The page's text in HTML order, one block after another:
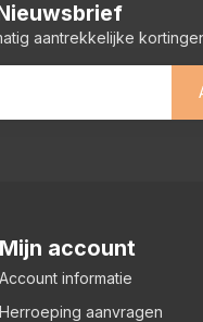
aantrekkelijke
Mijn account
Account informatie
Herroeping aanvragen